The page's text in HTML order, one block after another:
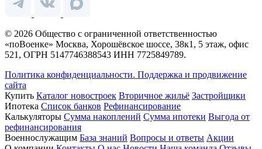
© 2026 Общество с ограниченной ответственностью
«поВоенке» Москва, Хорошёвское шоссе, 38к1, 5 этаж, офис
521, ОГРН 5147746388543 ИНН 7725849789.
Политика конфиденциальности. Поддержка и продвижение
сайта
Купить Каталог новостроек Вторичное жильё Застройщики
Ипотека Список банков Рефинансирование
Калькуляторы Сумма накоплений Сумма ипотеки Выгода от
рефинансирования
Военнослужащим База знаний Вопросы и ответы Акции